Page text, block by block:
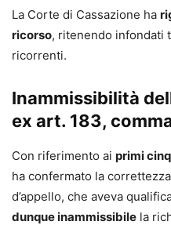
La Corte di Cassazione ha
ricorso, ritenendo infondati
ricorrenti.
Inammissibilità
ex art. 183,
Con riferimento ai primi
ha confermato la
d’appello, che aveva
dunque inammissibile la